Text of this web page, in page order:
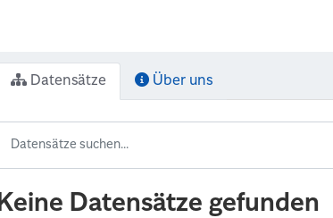
Datensätze Über uns
Keine Datensätze gefunden